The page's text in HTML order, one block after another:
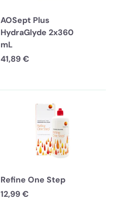
AOSept Plus
HydraGlyde 2x360
mL
41,89 €
Refine One Step
12,99 €